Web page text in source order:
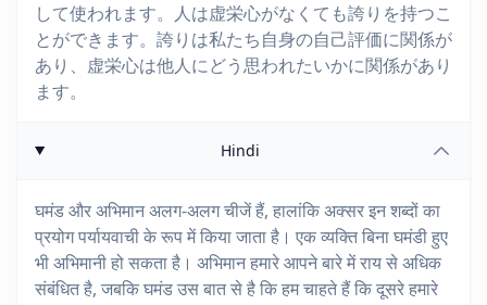
して使われます。人は虚栄心がなくても誇りを持つこ
とができます。誇りは私たち自身の自己評価に関係が
あり、虚栄心は他人にどう思われたいかに関係があり
ます。
Hindi
घमंड और अभिमान अलग-अलग चीजें हैं, हालांकि अक्सर इन शब्दों का
प्रयोग पर्यायवाची के रूप में किया जाता है। एक व्यक्ति बिना घमंडी हुए
भी अभिमानी हो सकता है। अभिमान हमारे आपने बारे में राय से अधिक
संबंधित है, जबकि घमंड उस बात से है कि हम चाहते हैं कि दूसरे हमारे